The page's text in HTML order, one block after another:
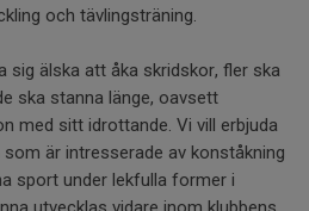
och tävlingsträning.
sig älska att åka skridskor, fler ska
ska stanna länge, oavsett
med sitt idrottande. Vi vill erbjuda
är intresserade av konståkning
sport under lekfulla former i